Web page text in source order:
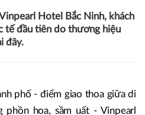
Hotel Bắc Ninh, khách
tế đầu tiên do thương hiệu
đây.
phố - điểm giao thoa giữa di
phồn hoa, sầm uất - Vinpearl